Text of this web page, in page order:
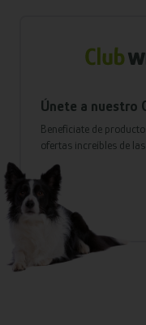
Únete a nuestro
Benefíciate de
ofertas increíbles de